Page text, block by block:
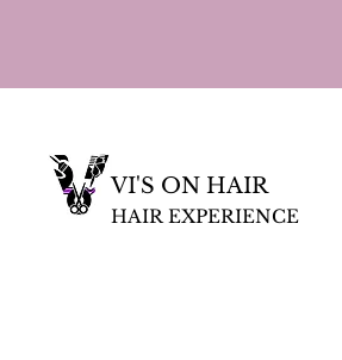
VI'S ON HAIR
HAIR EXPERIENCE